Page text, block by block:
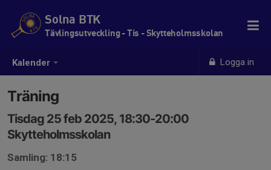
Kalender Logga in
Solna BTK
Tävlingsutveckling - Tis - Skytteholmsskolan
Träning
Tisdag 25 feb 2025, 18:30-20:00
Skytteholmsskolan
Samling: 18:15